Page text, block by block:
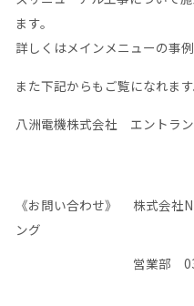
ます。
詳しくはメインメニューの事
また下記からもご覧になれます
八洲電機株式会社 エントラ
《お問い合わせ》 株式会社
ング
営業部 03-